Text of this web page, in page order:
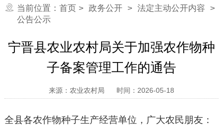
当前位置： 首页 > 政务公开> 法定主动公开内容 >
公告公示
宁晋县农业农村局关于加强农作物种
子备案管理工作的通告
来源：农业农村局 时间：2026-05-18
全县各农作物种子生产经营单位，广大农民朋友：